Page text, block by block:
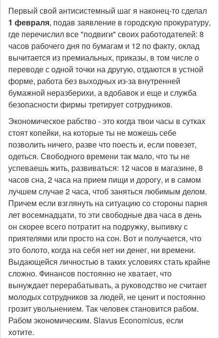
Первый свой антисистемный шаг я наконец-то сделал
1 февраля, подав заявление в городскую прокуратуру,
где перечислил все "подвиги" своих работодателей: 8
часов рабочего дня по бумагам и 12 по факту, оклад
вычитается из премиальных, приказы, в том числе о
переводе с одной точки на другую, отдаются в устной
форме, работа без выходных из-за внутренней
бумажной неразберихи, а вдобавок и еще и служба
безопасности фирмы третирует сотрудников.
Экономическое рабство - это когда твои часы в сутках
стоят копейки, на которые ты не можешь себе
позволить ничего, разве что поесть и, если повезет,
одеться. Свободного времени так мало, что ты не
успеваешь жить, развиваться: 12 часов в магазине, 8
часов сна, 2 часа на прием пищи и дорогу, и в самом
лучшем случае 2 часа, чтоб заняться любимым делом.
Причем если взглянуть на ситуацию со стороны парня
лет восемнадцати, то эти свободные два часа в день
он скорее всего потратит на подружку, выпивку с
приятелями или просто на сон. Вот и получается, что
это болото, когда на себя нет ни денег, ни времени.
Выдающейся личностью в таких условиях стать крайне
сложно. Финансов постоянно не хватает, что
вынуждает перерабатывать, а руководство не считает
молодых сотрудников за людей, не ценит и постоянно
грозит увольнением. Так человек становится рабом.
Рабом экономическим. Slavus Economicus, если
хотите.